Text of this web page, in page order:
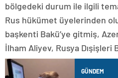
bölgedeki durum ile ilgili
Rus hükümet üyelerinden
başkenti Bakü’ye gitmiş,
İlham Aliyev, Rusya Dışişleri
GÜNDEM